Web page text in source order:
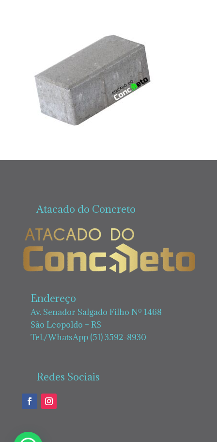
Atacado do Concreto
Endereço
Av. Senador Salgado Filho Nº 1468
São Leopoldo – RS
Tel./WhatsApp (51) 3592-8930
Redes Sociais